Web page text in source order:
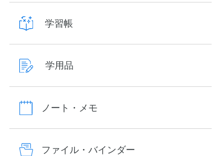
学習帳
学用品
ノート・メモ
ファイル・バインダー